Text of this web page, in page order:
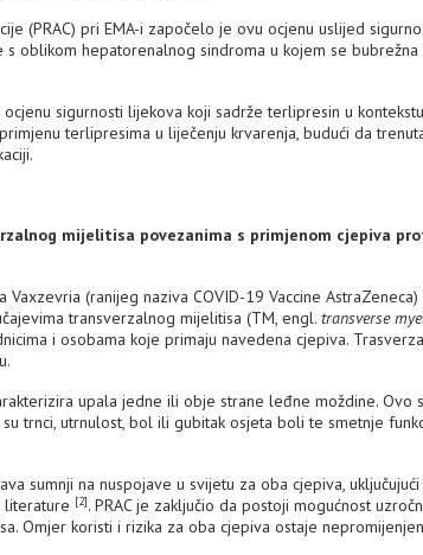
(PRAC) pri EMA-i započelo je ovu ocjenu uslijed
oblikom hepatorenalnog sindroma u kojem se bubrežna
sigurnosti lijekova koji sadrže terlipresin u
terlipresima u liječenju krvarenja, budući da
mijelitisa povezanima s primjenom cjepiva
(ranijeg naziva COVID-19 Vaccine AstraZeneca)
transverzalnog mijelitisa (TM, engl. transverse
i osobama koje primaju navedena cjepiva.
upala jedne ili obje strane leđne moždine. Ovo
trnci, utrnulost, bol ili gubitak osjeta boli te smetnje
sumnji na nuspojave u svijetu za oba cjepiva,
literature [2]. PRAC je zaključio da postoji mogućnost
Omjer koristi i rizika za oba cjepiva ostaje